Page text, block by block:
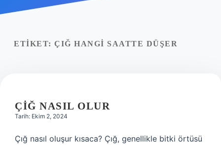
Yasal Uyarı
ETIKET: ÇIĞ HANGI SAATTE DÜŞER
ÇIĞ NASIL OLUR
Tarih: Ekim 2, 2024
Çığ nasıl oluşur kısaca? Çığ, genellikle bitki örtüsü